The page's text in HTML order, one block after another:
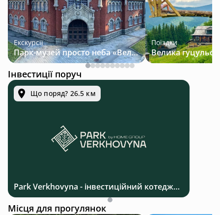
Екскурсії
Парк-музей просто неба «Велична Україна»
Поїздки
Інвестиції поруч
Що поряд? 26.5 км
Park Verkhovyna - інвестиційний котеджний комплекс біля Верховини в Карпатах
Місця для прогулянок